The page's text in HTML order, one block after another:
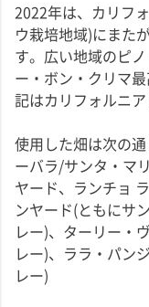
2022年は、カリフ
ウ栽培地域)にまた
す。広い地域のピ
ー・ボン・クリマ
記はカリフォルニア
使用した畑は次の
ーバラ/サンタ・マ
ヤード、ランチョ
ンヤード(ともにサ
レー)、ターリー・
レー)、ララ・パン
レー)